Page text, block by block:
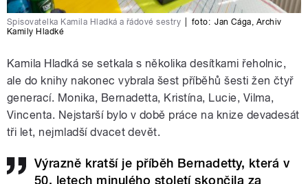
Spisovatelka Kamila Hladká a řádové sestry foto: Jan Cága, Archiv
Kamily Hladké
Kamila Hladká se setkala s několika desítkami řeholnic,
ale do knihy nakonec vybrala šest příběhů šesti žen čtyř
generací. Monika, Bernadetta, Kristína, Lucie, Vilma,
Vincenta. Nejstarší bylo v době práce na knize devadesát
tři let, nejmladší dvacet devět.
Výrazně kratší je příběh Bernadetty, která v
50. letech minulého století skončila za